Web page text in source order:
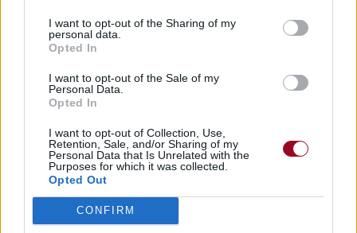
I want to opt-out of the Sharing of my
personal data.
Opted In
I want to opt-out of the Sale of my
Personal Data.
Opted In
I want to opt-out of Collection, Use,
Retention, Sale, and/or Sharing of my
Personal Data that Is Unrelated with the
Purposes for which it was collected.
Opted Out
CONFIRM